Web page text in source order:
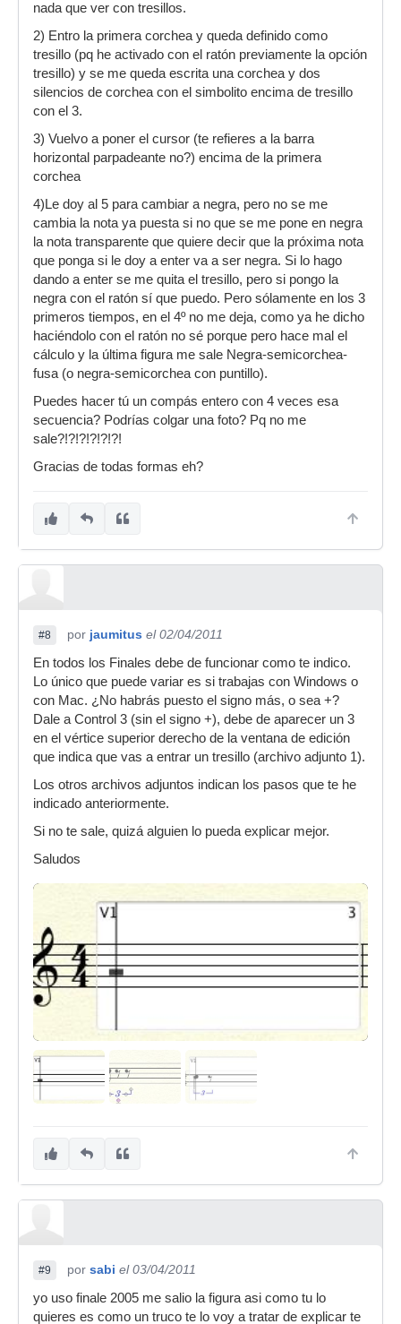
nada que ver con tresillos.
2) Entro la primera corchea y queda definido como
tresillo (pq he activado con el ratón previamente la opción
tresillo) y se me queda escrita una corchea y dos
silencios de corchea con el simbolito encima de tresillo
con el 3.
3) Vuelvo a poner el cursor (te refieres a la barra
horizontal parpadeante no?) encima de la primera
corchea
4)Le doy al 5 para cambiar a negra, pero no se me
cambia la nota ya puesta si no que se me pone en negra
la nota transparente que quiere decir que la próxima nota
que ponga si le doy a enter va a ser negra. Si lo hago
dando a enter se me quita el tresillo, pero si pongo la
negra con el ratón sí que puedo. Pero sólamente en los 3
primeros tiempos, en el 4º no me deja, como ya he dicho
haciéndolo con el ratón no sé porque pero hace mal el
cálculo y la última figura me sale Negra-semicorchea-
fusa (o negra-semicorchea con puntillo).
Puedes hacer tú un compás entero con 4 veces esa
secuencia? Podrías colgar una foto? Pq no me
sale?!?!?!?!?!?!
Gracias de todas formas eh?
#8 por jaumitus el 02/04/2011
En todos los Finales debe de funcionar como te indico.
Lo único que puede variar es si trabajas con Windows o
con Mac. ¿No habrás puesto el signo más, o sea +?
Dale a Control 3 (sin el signo +), debe de aparecer un 3
en el vértice superior derecho de la ventana de edición
que indica que vas a entrar un tresillo (archivo adjunto 1).
Los otros archivos adjuntos indican los pasos que te he
indicado anteriormente.
Si no te sale, quizá alguien lo pueda explicar mejor.
Saludos
#9 por sabi el 03/04/2011
yo uso finale 2005 me salio la figura asi como tu lo
quieres es como un truco te lo voy a tratar de explicar te